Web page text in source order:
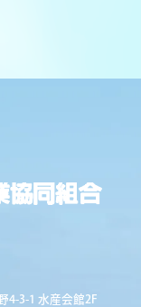
4-3-1 水産会館2F